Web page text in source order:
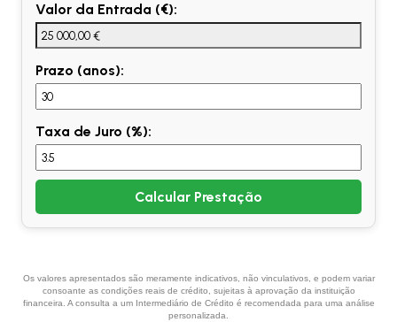
Valor da Entrada (€):
Prazo (anos):
Taxa de Juro (%):
Calcular Prestação
Os valores apresentados são meramente indicativos, não vinculativos, e podem variar
consoante as condições reais de crédito, sujeitas à aprovação da instituição
financeira. A consulta a um Intermediário de Crédito é recomendada para uma análise
personalizada.